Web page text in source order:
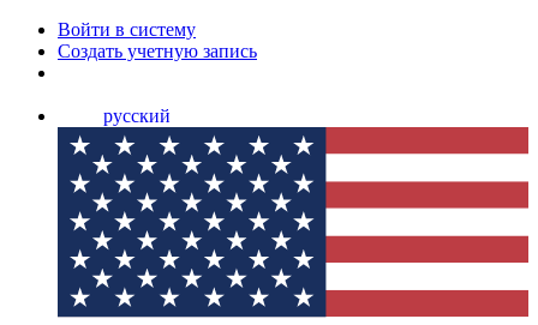
Войти в систему
Создать учетную запись
русский